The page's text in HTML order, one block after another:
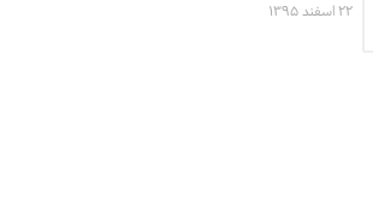
۲۲ اسفند ۱۳۹۵